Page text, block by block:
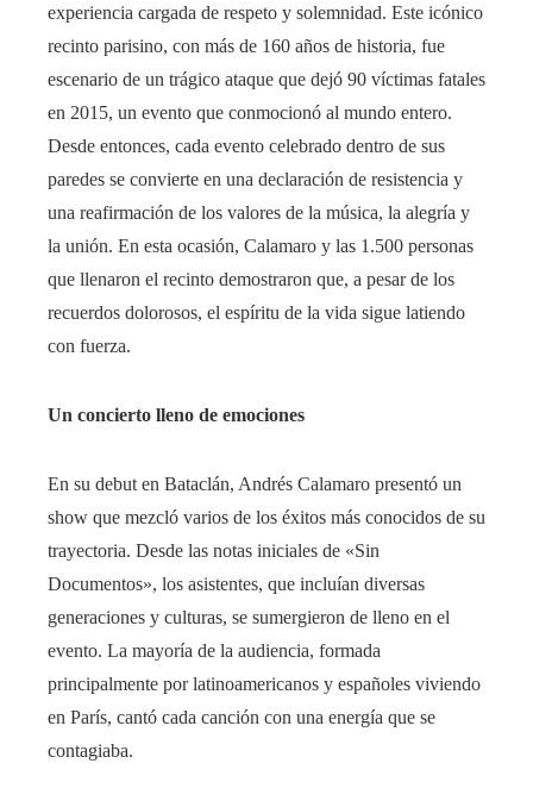
experiencia cargada de respeto y solemnidad. Este icónico
recinto parisino, con más de 160 años de historia, fue
escenario de un trágico ataque que dejó 90 víctimas fatales
en 2015, un evento que conmocionó al mundo entero.
Desde entonces, cada evento celebrado dentro de sus
paredes se convierte en una declaración de resistencia y
una reafirmación de los valores de la música, la alegría y
la unión. En esta ocasión, Calamaro y las 1.500 personas
que llenaron el recinto demostraron que, a pesar de los
recuerdos dolorosos, el espíritu de la vida sigue latiendo
con fuerza.
Un concierto lleno de emociones
En su debut en Bataclán, Andrés Calamaro presentó un
show que mezcló varios de los éxitos más conocidos de su
trayectoria. Desde las notas iniciales de «Sin
Documentos», los asistentes, que incluían diversas
generaciones y culturas, se sumergieron de lleno en el
evento. La mayoría de la audiencia, formada
principalmente por latinoamericanos y españoles viviendo
en París, cantó cada canción con una energía que se
contagiaba.